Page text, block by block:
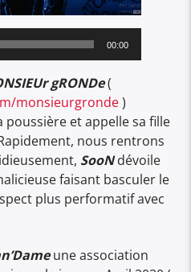
00:00
gRONDe(
monsieurgronde)
poussière et appelle sa fille
nous rentrons
SooNdévoile
faisant basculer le
plus performatif avec
une association